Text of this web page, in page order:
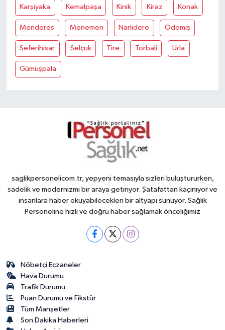
Karşiyaka Kemalpaşa Kinik Kiraz Konak
Menderes Menemen Narlidere Ödemiş
Seferihisar Selçuk Tire Torbali Urla
Gümüşpala
saglikpersonelicom.tr, yepyeni temasıyla sizleri buluştururken,
sadelik ve modernizmi bir araya getiriyor. Şatafattan kaçınıyor ve
insanlara haber okuyabilecekleri bir altyapı sunuyor. Sağlık
Personeline hızlı ve doğru haber sağlamak önceliğimiz
Nöbetçi Eczaneler
Hava Durumu
Trafik Durumu
Puan Durumu ve Fikstür
Tüm Manşetler
Son Dakika Haberleri